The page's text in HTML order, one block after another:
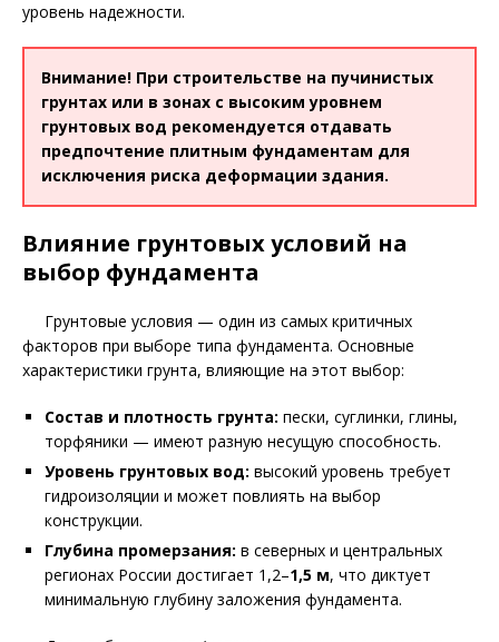
уровень надежности.
Внимание! При строительстве на пучинистых
грунтах или в зонах с высоким уровнем
грунтовых вод рекомендуется отдавать
предпочтение плитным фундаментам для
исключения риска деформации здания.
Влияние грунтовых условий на
выбор фундамента
Грунтовые условия — один из самых критичных
факторов при выборе типа фундамента. Основные
характеристики грунта, влияющие на этот выбор:
Состав и плотность грунта: пески, суглинки, глины,
торфяники — имеют разную несущую способность.
Уровень грунтовых вод: высокий уровень требует
гидроизоляции и может повлиять на выбор
конструкции.
Глубина промерзания: в северных и центральных
регионах России достигает 1,2–1,5 м, что диктует
минимальную глубину заложения фундамента.